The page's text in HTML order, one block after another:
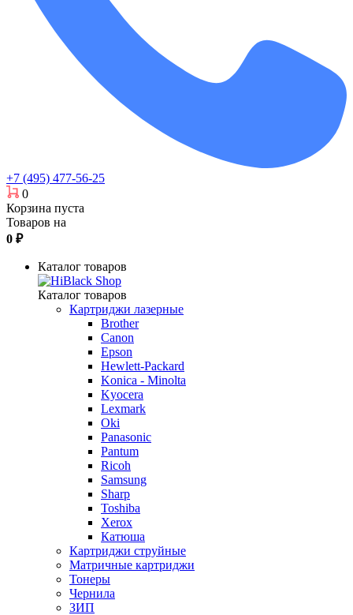
+7 (495) 477-56-25
0
Корзина пуста
Товаров на
0 ₽
Каталог товаров
Каталог товаров
Картриджи лазерные
Brother
Canon
Epson
Hewlett-Packard
Konica - Minolta
Kyocera
Lexmark
Oki
Panasonic
Pantum
Ricoh
Samsung
Sharp
Toshiba
Xerox
Катюша
Картриджи струйные
Матричные картриджи
Тонеры
Чернила
ЗИП